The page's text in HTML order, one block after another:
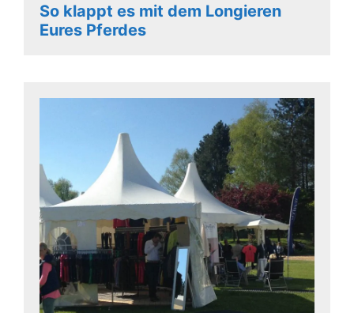
So klappt es mit dem Longieren
Eures Pferdes